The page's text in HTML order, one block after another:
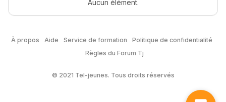
Aucun élément.
À propos Aide Service de formation
Politique de confidentialité
Règles du Forum Tj
© 2021 Tel-jeunes. Tous droits réservés